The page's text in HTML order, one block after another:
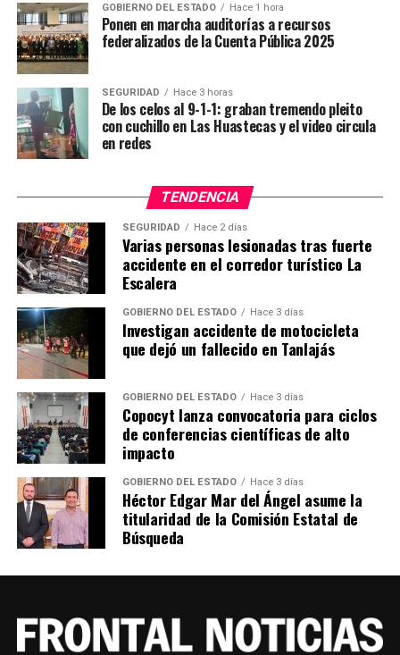
GOBIERNO DEL ESTADO Hace 1 hora
Ponen en marcha auditorías a recursos
federalizados de la Cuenta Pública 2025
SEGURIDAD Hace 3 horas
De los celos al 9-1-1: graban tremendo pleito
con cuchillo en Las Huastecas y el video circula
en redes
TENDENCIA
SEGURIDAD Hace 2 días
Varias personas lesionadas tras fuerte
accidente en el corredor turístico La
Escalera
GOBIERNO DEL ESTADO Hace 3 días
Investigan accidente de motocicleta
que dejó un fallecido en Tanlajás
GOBIERNO DEL ESTADO Hace 3 días
Copocyt lanza convocatoria para ciclos
de conferencias científicas de alto
impacto
GOBIERNO DEL ESTADO Hace 3 días
Héctor Edgar Mar del Ángel asume la
titularidad de la Comisión Estatal de
Búsqueda